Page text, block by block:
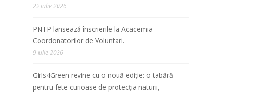
22 iulie 2026
PNTP lansează înscrierile la Academia
Coordonatorilor de Voluntari.
9 iulie 2026
Girls4Green revine cu o nouă ediție: o tabără
pentru fete curioase de protecția naturii,